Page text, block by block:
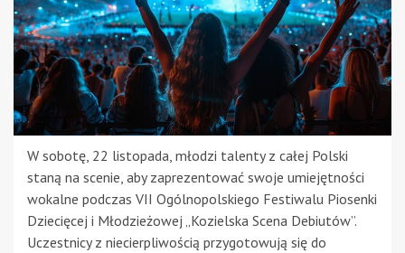
W sobotę, 22 listopada, młodzi talenty z całej Polski
staną na scenie, aby zaprezentować swoje umiejętności
wokalne podczas VII Ogólnopolskiego Festiwalu Piosenki
Dziecięcej i Młodzieżowej „Kozielska Scena Debiutów”.
Uczestnicy z niecierpliwością przygotowują się do